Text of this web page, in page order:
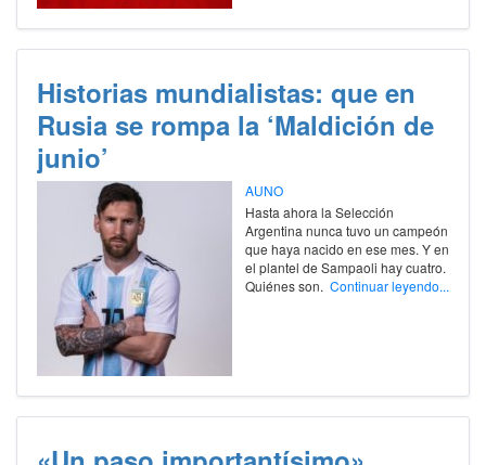
Historias mundialistas: que en
Rusia se rompa la ‘Maldición de
junio’
AUNO
Hasta ahora la Selección
Argentina nunca tuvo un campeón
que haya nacido en ese mes. Y en
el plantel de Sampaoli hay cuatro.
Quiénes son. Continuar leyendo...